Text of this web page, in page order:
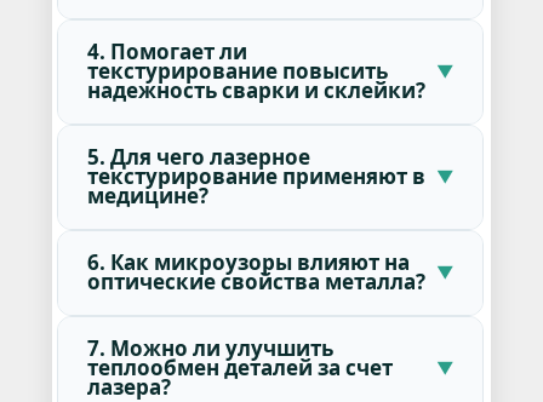
4. Помогает ли
текстурирование повысить
надежность сварки и склейки?
5. Для чего лазерное
текстурирование применяют в
медицине?
6. Как микроузоры влияют на
оптические свойства металла?
7. Можно ли улучшить
теплообмен деталей за счет
лазера?